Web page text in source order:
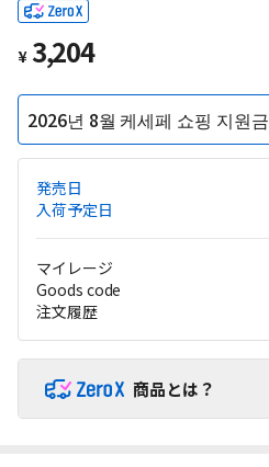
¥ 3,204
2026년 8월 케세페 쇼핑 지원금
発売日
入荷予定日
マイレージ
Goods code
注文履歴
商品とは？